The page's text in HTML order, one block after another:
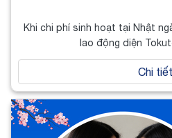
Khi chi phí sinh hoạt tại Nhật
lao động diện
Chi tiết